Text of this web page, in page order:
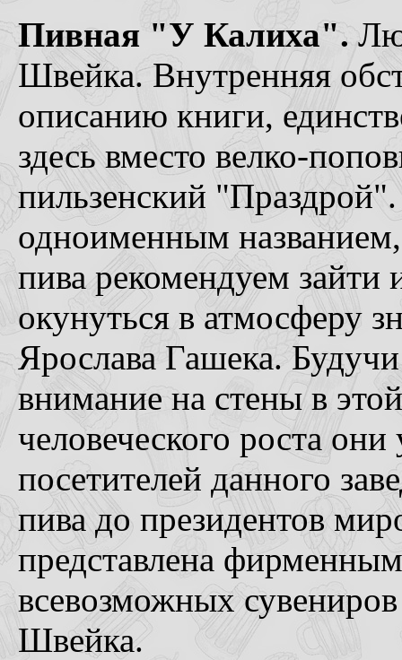
Пивная "У Калиха".
Швейка. Внутренняя
описанию книги,
здесь вместо велко-
пильзенский
одноименным
пива рекомендуем
окунуться в атмосферу
Ярослава Гашека.
внимание на стены в
человеческого роста
посетителей данного
пива до президентов
представлена
всевозможных
Швейка.